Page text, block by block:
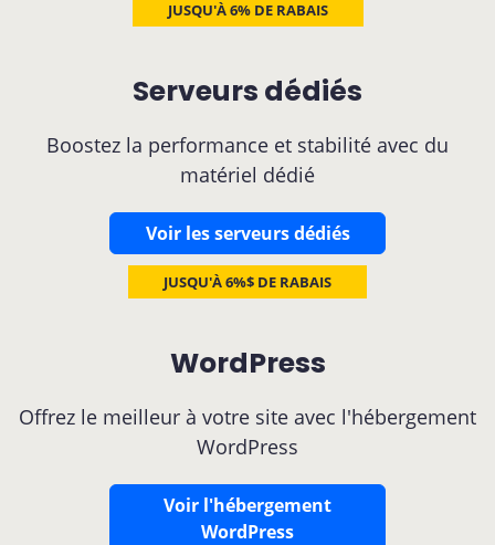
JUSQU'À 6% DE RABAIS
Serveurs dédiés
Boostez la performance et stabilité avec du
matériel dédié
Voir les serveurs dédiés
JUSQU'À 6%$ DE RABAIS
WordPress
Offrez le meilleur à votre site avec l'hébergement
WordPress
Voir l'hébergement
WordPress